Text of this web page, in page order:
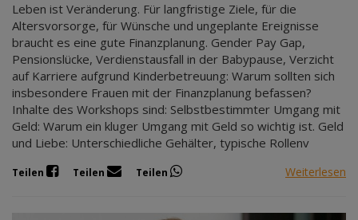
Leben ist Veränderung. Für langfristige Ziele, für die
Altersvorsorge, für Wünsche und ungeplante Ereignisse
braucht es eine gute Finanzplanung. Gender Pay Gap,
Pensionslücke, Verdienstausfall in der Babypause, Verzicht
auf Karriere aufgrund Kinderbetreuung: Warum sollten sich
insbesondere Frauen mit der Finanzplanung befassen?
Inhalte des Workshops sind: Selbstbestimmter Umgang mit
Geld: Warum ein kluger Umgang mit Geld so wichtig ist. Geld
und Liebe: Unterschiedliche Gehälter, typische Rollenv
Teilen Teilen Teilen Weiterlesen